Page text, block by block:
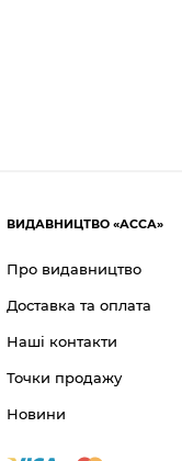
ВИДАВНИЦТВО «АССА»
Про видавництво
Доставка та оплата
Наші контакти
Точки продажу
Новини